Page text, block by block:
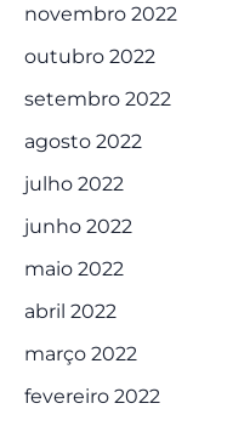
novembro 2022
outubro 2022
setembro 2022
agosto 2022
julho 2022
junho 2022
maio 2022
abril 2022
março 2022
fevereiro 2022